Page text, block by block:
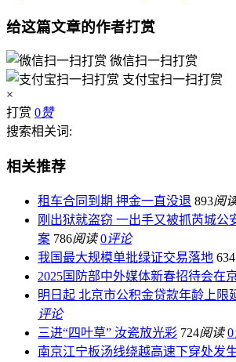
给这篇文章的作者打赏
微信扫一扫打赏
支付宝扫一扫打赏
×
打赏 0赞
搜索相关词:
相关推荐
租车合同到期 押金一直没退 893阅
刚出狱就盗窃 一出手又被抓芮城公
案 786阅读 0评论
我国最大规模单批绿证交易落地 634
2025国防部中外媒体新春招待会在
明日起 北京市公积金贷款年龄上限
评论
三进“四叶草” 汝瓷放光彩 724阅读 0
南京江宁板汤线绕越高速下穿处发